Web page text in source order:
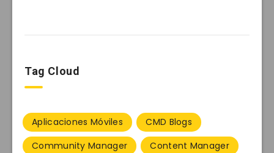
Tag Cloud
Aplicaciones Móviles
CMD Blogs
Community Manager
Content Manager